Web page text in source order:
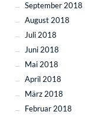
September 2018
August 2018
Juli 2018
Juni 2018
Mai 2018
April 2018
März 2018
Februar 2018